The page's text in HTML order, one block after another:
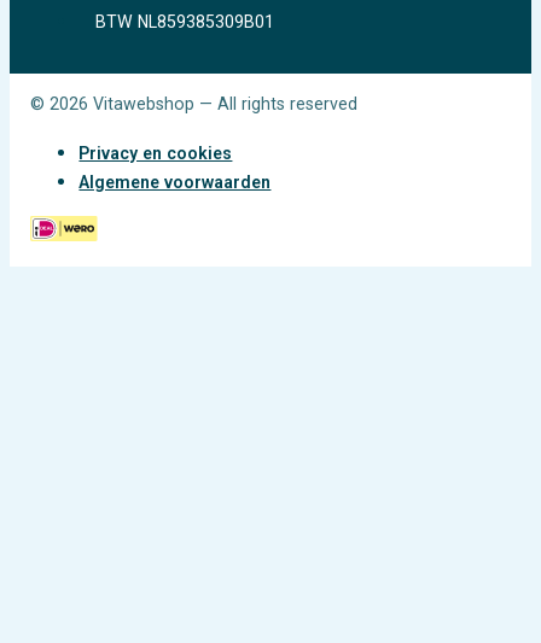
BTW NL859385309B01
© 2026 Vitawebshop — All rights reserved
Privacy en cookies
Algemene voorwaarden